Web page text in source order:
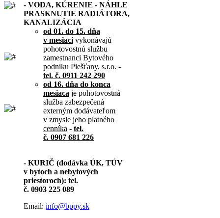
- VODA, KÚRENIE - NÁHLE
PRASKNUTIE RADIÁTORA,
KANALIZÁCIA
od 01. do 15. dňa
v mesiaci vykonávajú
pohotovostnú službu
zamestnanci Bytového
podniku Piešťany, s.r.o. -
tel. č. 0911 242 290
od 16. dňa do konca
mesiaca je pohotovostná
služba zabezpečená
externým dodávateľom
v zmysle jeho platného
cenníka - tel.
č. 0907 681 226
- KURIČ (dodávka ÚK, TÚV
v bytoch a nebytových
priestoroch): tel.
č. 0903 225 089
Email: info@bppy.sk